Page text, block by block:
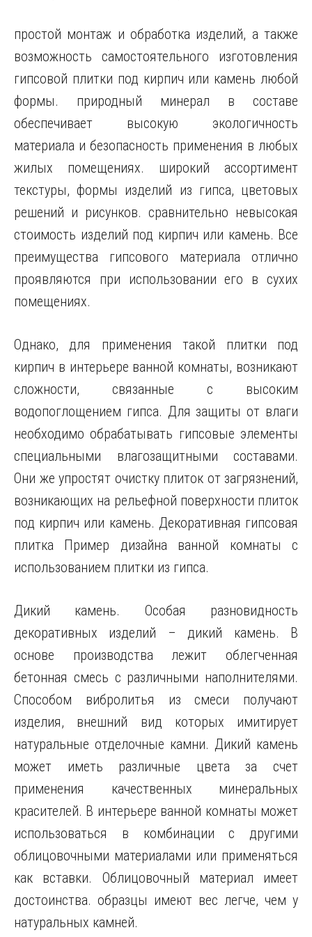
простой монтаж и обработка изделий, а также
возможность самостоятельного изготовления
гипсовой плитки под кирпич или камень любой
формы. природный минерал в составе
обеспечивает высокую экологичность
материала и безопасность применения в любых
жилых помещениях. широкий ассортимент
текстуры, формы изделий из гипса, цветовых
решений и рисунков. сравнительно невысокая
стоимость изделий под кирпич или камень. Все
преимущества гипсового материала отлично
проявляются при использовании его в сухих
помещениях.
Однако, для применения такой плитки под
кирпич в интерьере ванной комнаты, возникают
сложности, связанные с высоким
водопоглощением гипса. Для защиты от влаги
необходимо обрабатывать гипсовые элементы
специальными влагозащитными составами.
Они же упростят очистку плиток от загрязнений,
возникающих на рельефной поверхности плиток
под кирпич или камень. Декоративная гипсовая
плитка Пример дизайна ванной комнаты с
использованием плитки из гипса.
Дикий камень. Особая разновидность
декоративных изделий – дикий камень. В
основе производства лежит облегченная
бетонная смесь с различными наполнителями.
Способом вибролитья из смеси получают
изделия, внешний вид которых имитирует
натуральные отделочные камни. Дикий камень
может иметь различные цвета за счет
применения качественных минеральных
красителей. В интерьере ванной комнаты может
использоваться в комбинации с другими
облицовочными материалами или применяться
как вставки. Облицовочный материал имеет
достоинства. образцы имеют вес легче, чем у
натуральных камней.